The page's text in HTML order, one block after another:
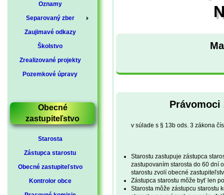
Oznamy
Separovaný zber
Zaujimavé odkazy
Školstvo
Zrealizované projekty
Pozemkové úpravy
Obecné
zastupiteľstvo
Starosta
Zástupca starostu
Obecné zastupiteľstvo
Kontrolor obce
v súlade s § 13b ods. 3 zákona
Starostu zastupuje zástupca
zastupovaním starosta do 60 dní
starostu zvolí obecné
Zástupca starostu môže byť len
Starosta môže zástupcu starostu